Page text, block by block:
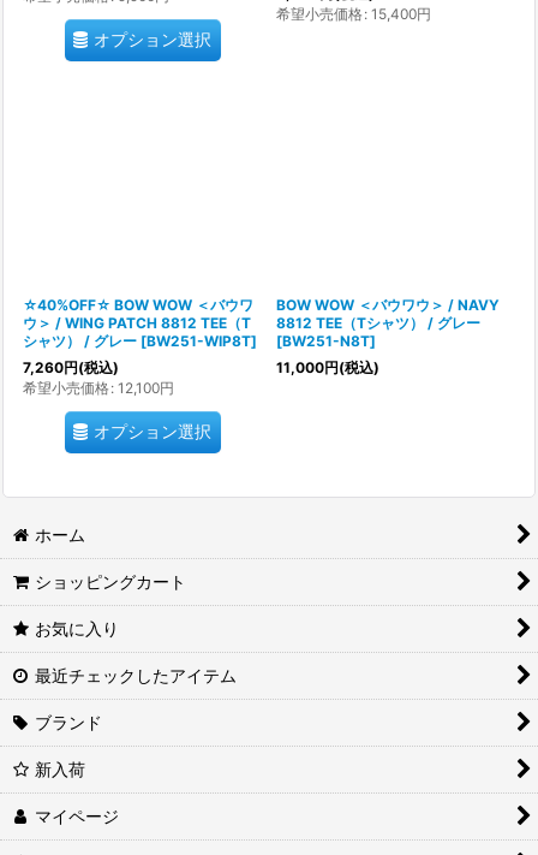
オプション選択
希望小売価格: 15,400円
☆40%OFF☆ BOW WOW ＜バウワ
ウ＞ / WING PATCH 8812 TEE（T
シャツ） / グレー [BW251-WIP8T]
7,260円(税込)
希望小売価格: 12,100円
オプション選択
BOW WOW ＜バウワウ＞ / NAVY
8812 TEE（Tシャツ） / グレー
[BW251-N8T]
11,000円(税込)
ホーム
ショッピングカート
お気に入り
最近チェックしたアイテム
ブランド
新入荷
マイページ